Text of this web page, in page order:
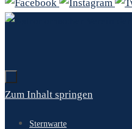
Zum Inhalt springen
Sternwarte